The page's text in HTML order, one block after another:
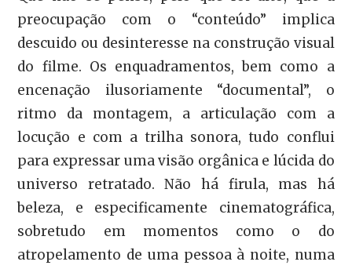
preocupação com o “conteúdo” implica
descuido ou desinteresse na construção visual
do filme. Os enquadramentos, bem como a
encenação ilusoriamente “documental”, o
ritmo da montagem, a articulação com a
locução e com a trilha sonora, tudo conflui
para expressar uma visão orgânica e lúcida do
universo retratado. Não há firula, mas há
beleza, e especificamente cinematográfica,
sobretudo em momentos como o do
atropelamento de uma pessoa à noite, numa